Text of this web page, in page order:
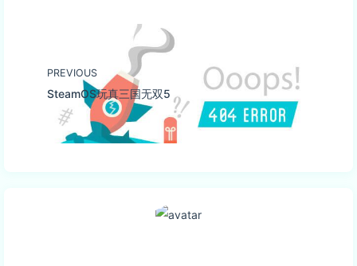
PREVIOUS
SteamOS玩真三国无双5